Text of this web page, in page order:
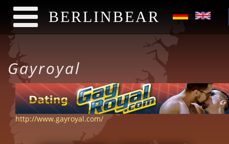
Direkt zum Inhalt
BERLINBEAR
Gayroyal
http://www.gayroyal.com/